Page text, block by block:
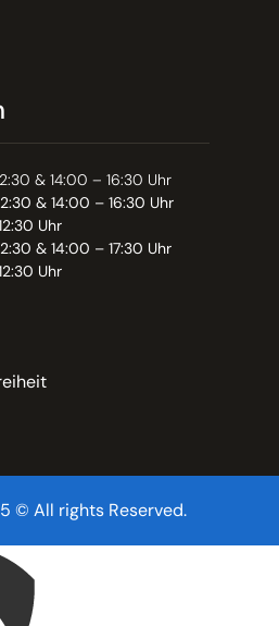
& 14:00 – 16:30 Uhr
& 14:00 – 16:30 Uhr
Uhr
& 14:00 – 17:30 Uhr
Uhr
© All rights Reserved.